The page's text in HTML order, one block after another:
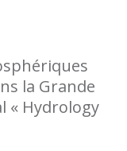
la Grande
« Hydrology